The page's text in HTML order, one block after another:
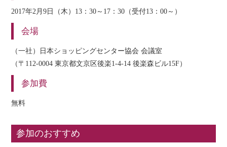
2017年2月9日（木）13：30～17：30（受付13：00～）
会場
（一社）日本ショッピングセンター協会 会議室
（〒112-0004 東京都文京区後楽1-4-14 後楽森ビル15F）
参加費
無料
参加のおすすめ